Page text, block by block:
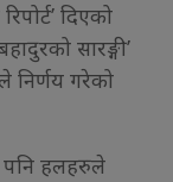
दिएको
सारङ्गी’
निर्णय गरेको
पनि हलहरुले